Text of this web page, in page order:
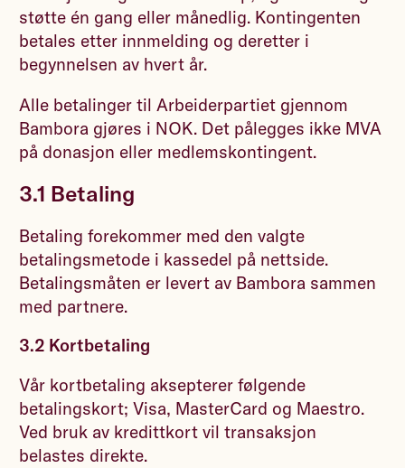
støtte én gang eller månedlig. Kontingenten
betales etter innmelding og deretter i
begynnelsen av hvert år.
Alle betalinger til Arbeiderpartiet gjennom
Bambora gjøres i NOK. Det pålegges ikke MVA
på donasjon eller medlemskontingent.
3.1 Betaling
Betaling forekommer med den valgte
betalingsmetode i kassedel på nettside.
Betalingsmåten er levert av Bambora sammen
med partnere.
3.2 Kortbetaling
Vår kortbetaling aksepterer følgende
betalingskort; Visa, MasterCard og Maestro.
Ved bruk av kredittkort vil transaksjon
belastes direkte.